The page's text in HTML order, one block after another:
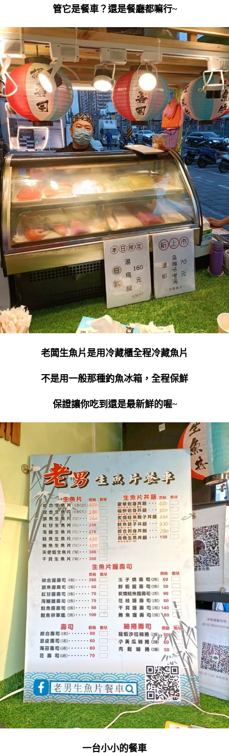
管它是餐車？還是餐廳都嘛行~
老闆生魚片是用冷藏櫃全程冷藏魚片
不是用一般那種釣魚冰箱，全程保鮮
保證讓你吃到還是最新鮮的喔~
一台小小的餐車